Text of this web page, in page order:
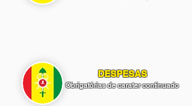
DESPESAS
Obrigatórias de carater continuado